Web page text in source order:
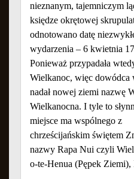
nieznanym, tajemniczym
księdze okrętowej
odnotowano datę
wydarzenia – 6 kwietnia
Ponieważ przypadała
Wielkanoc, więc dowódca
nadał nowej ziemi nazwę
Wielkanocna. I tyle to
miejsce ma wspólnego z
chrześcijańskim świętem
nazwy Rapa Nui czyli
o-te-Henua (Pępek